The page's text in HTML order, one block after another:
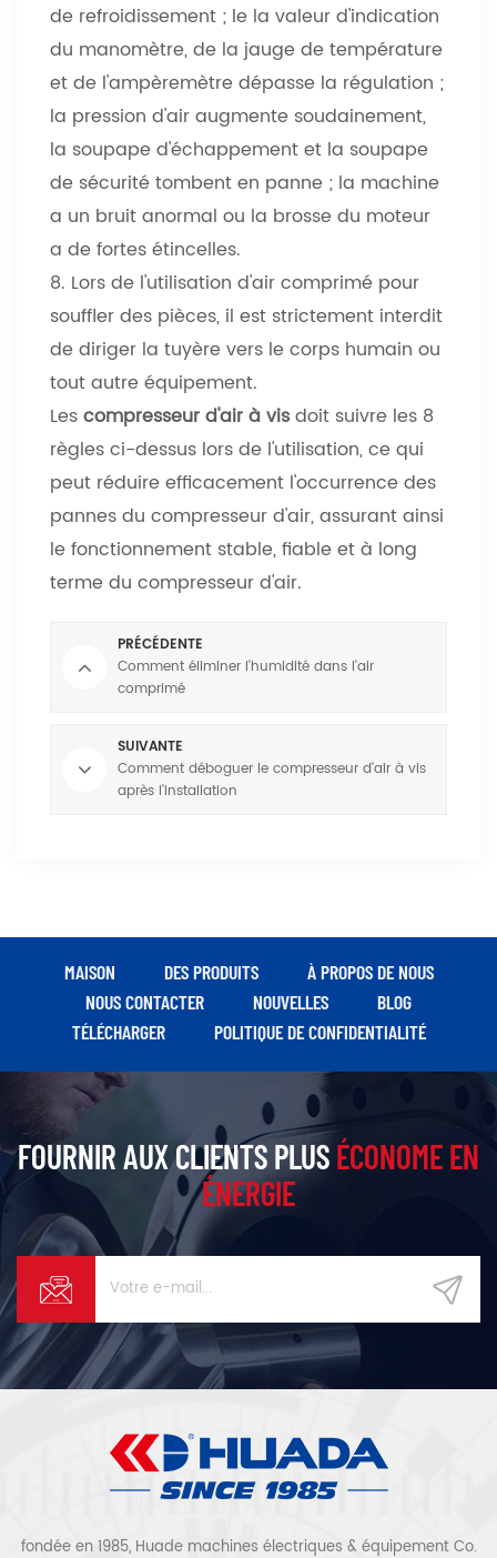
de refroidissement ; le la valeur d'indication
du manomètre, de la jauge de température
et de l'ampèremètre dépasse la régulation ;
la pression d'air augmente soudainement,
la soupape d'échappement et la soupape
de sécurité tombent en panne ; la machine
a un bruit anormal ou la brosse du moteur
a de fortes étincelles.
8. Lors de l'utilisation d'air comprimé pour
souffler des pièces, il est strictement interdit
de diriger la tuyère vers le corps humain ou
tout autre équipement.
Lescompresseur d'air à visdoit suivre les 8
règles ci-dessus lors de l'utilisation, ce qui
peut réduire efficacement l'occurrence des
pannes du compresseur d'air, assurant ainsi
le fonctionnement stable, fiable et à long
terme du compresseur d'air.
PRÉCÉDENTE
Comment éliminer l'humidité dans l'air
comprimé
SUIVANTE
Comment déboguer le compresseur d'air à vis
après l'installation
MAISON DES PRODUITS
À PROPOS DE NOUS
NOUS CONTACTER
NOUVELLES
BLOG
TÉLÉCHARGER
POLITIQUE DE CONFIDENTIALITÉ
FOURNIR AUX CLIENTS PLUSÉCONOME EN
ÉNERGIE
fondée en 1985, Huade machines électriques & équipement Co.